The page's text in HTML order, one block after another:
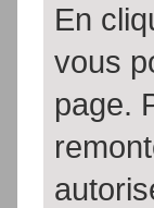
En
vous
page.